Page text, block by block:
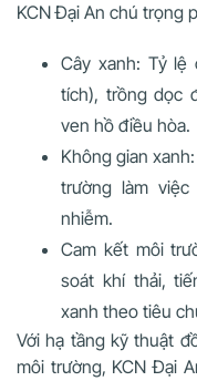
KCN Đại An chú trọng
Cây xanh: Tỷ lệ
tích), trồng dọc
ven hồ điều hòa.
Không gian
trường làm
nhiễm.
Cam kết môi
soát khí thải,
xanh theo tiêu
Với hạ tầng kỹ thuật
môi trường, KCN Đại